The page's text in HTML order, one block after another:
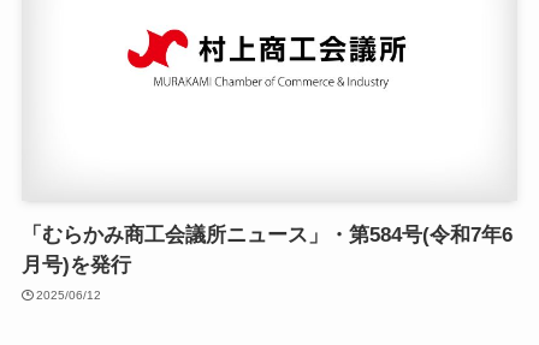
「むらかみ商工会議所ニュース」・第584号(令和7年6
月号)を発行
2025/06/12